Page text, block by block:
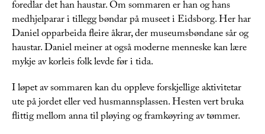
foredlar det han haustar. Om sommaren er han og hans
medhjelparar i tillegg bøndar på museet i Eidsborg. Her har
Daniel opparbeida fleire åkrar, der museumsbøndane sår og
haustar. Daniel meiner at også moderne menneske kan lære
mykje av korleis folk levde før i tida.
I løpet av sommaren kan du oppleve forskjellige aktivitetar
ute på jordet eller ved husmannsplassen. Hesten vert bruka
flittig mellom anna til pløying og framkøyring av tømmer.